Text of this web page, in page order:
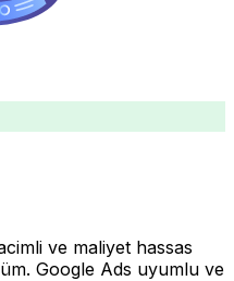
ve maliyet hassas
Google Ads uyumlu ve